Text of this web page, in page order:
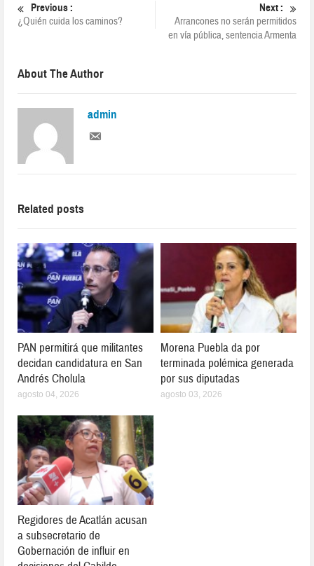
Previous :
¿Quién cuida los caminos?
Next :
Arrancones no serán permitidos
en vía pública, sentencia Armenta
About The Author
admin
Related posts
PAN permitirá que militantes
decidan candidatura en San
Andrés Cholula
agosto 04, 2026
Morena Puebla da por
terminada polémica generada
por sus diputadas
agosto 03, 2026
Regidores de Acatlán acusan
a subsecretario de
Gobernación de influir en